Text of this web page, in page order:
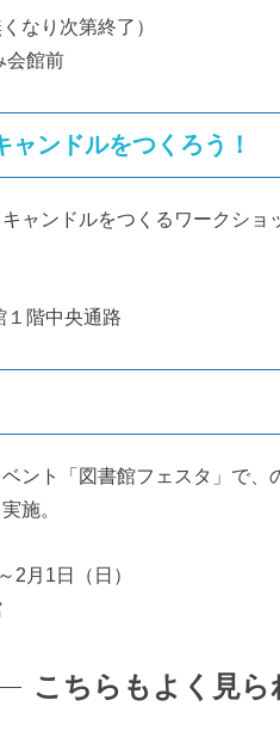
なり次第終了）
会館前
ンドルをつくろう！
ャンドルをつくるワークショ
１階中央通路
ント「図書館フェスタ」で
施。
2月1日（日）
こちらもよく見